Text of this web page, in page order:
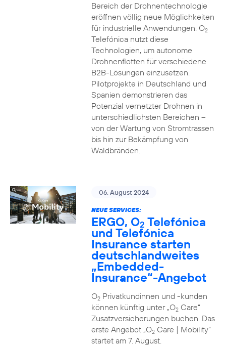
Bereich der Drohnentechnologie
eröffnen völlig neue Möglichkeiten
für industrielle Anwendungen. O2
Telefónica nutzt diese
Technologien, um autonome
Drohnenflotten für verschiedene
B2B-Lösungen einzusetzen.
Pilotprojekte in Deutschland und
Spanien demonstrieren das
Potenzial vernetzter Drohnen in
unterschiedlichsten Bereichen –
von der Wartung von Stromtrassen
bis hin zur Bekämpfung von
Waldbränden.
06. August 2024
NEUE SERVICES:
ERGO, O2 Telefónica
und Telefónica
Insurance starten
deutschlandweites
„Embedded-
Insurance“-Angebot
O2Privatkundinnen und -kunden
können künftig unter „O2Care“
Zusatzversicherungen buchen. Das
erste Angebot „O2Care | Mobility“
startet am 7. August.